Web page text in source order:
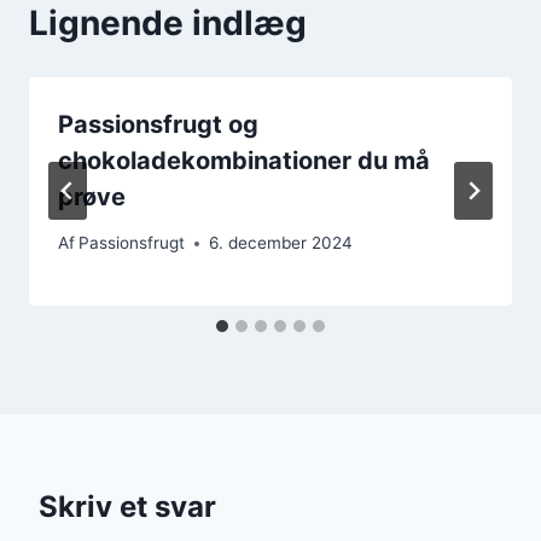
Lignende indlæg
Passionsfrugt og
chokoladekombinationer du må
prøve
Af Passionsfrugt 6. december 2024
Skriv et svar